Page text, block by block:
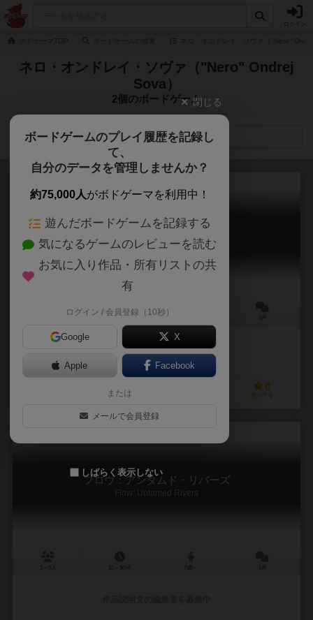
ネロ・オンドレイ・ソヴァ（"Nero" Ondrej
Sova）
2個のボードゲーム
検索メニュー
コンボアフリカ
Kombo Afrika
20～40分
作品説明文の編集者を募集中
経験あり
0
持ってる
フロウ：アンタムド・リバーズ
Flow: Untamed Rivers
閉じる
ボードゲームのプレイ履歴を記録し
て、
自分のデータを管理しませんか？
約75,000人がボドゲーマを利用中！
遊んだボードゲームを記録する
気になるゲームのレビューを読む
お気に入り作品・所有リストの共
有
ログイン / 会員登録（10秒）
Google X
Apple Facebook
または
メールで会員登録
しばらく表示しない